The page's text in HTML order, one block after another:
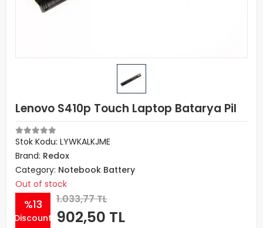
Lenovo S410p Touch Laptop Batarya Pil
Stok Kodu: LYWKALKJME
Brand: Redox
Category: Notebook Battery
Out of stock
%13
Discount
1.033,77 TL
902,50 TL